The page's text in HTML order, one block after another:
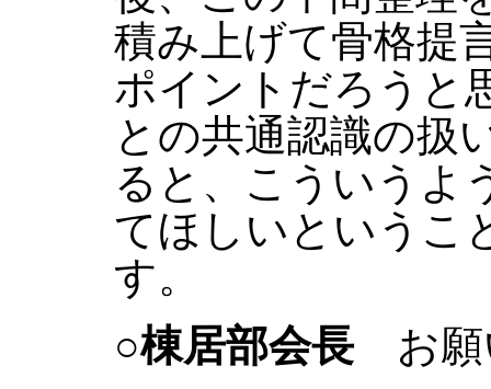
積み上げて骨格提
ポイントだろうと
との共通認識の扱
ると、こういうよ
てほしいというこ
す。
○棟居部会長お願